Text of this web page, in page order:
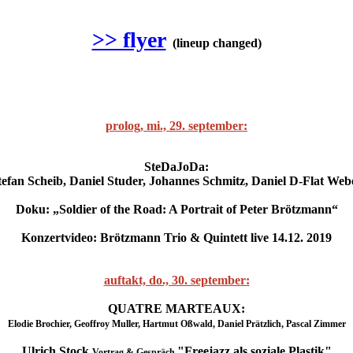
>> flyer (lineup changed)
prolog, mi., 29. september:
SteDaJoDa:
Scheib, Daniel Studer, Johannes Schmitz, Daniel D-Flat
Doku: „Soldier of the Road: A Portrait of Peter Brötzmann“
Konzertvideo: Brötzmann Trio & Quintett live 14.12. 2019
auftakt, do., 30. september:
QUATRE MARTEAUX:
Elodie Brochier, Geoffroy Muller, Hartmut Oßwald, Daniel Prätzlich, Pascal Zimmer